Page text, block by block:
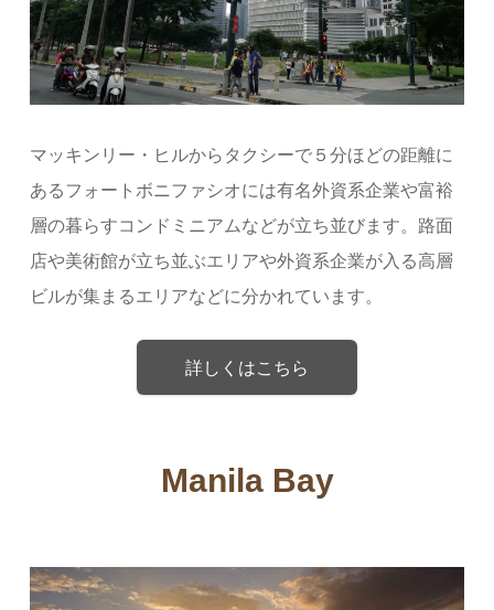
マッキンリー・ヒルからタクシーで５分ほどの距離に
あるフォートボニファシオには有名外資系企業や富裕
層の暮らすコンドミニアムなどが立ち並びます。路面
店や美術館が立ち並ぶエリアや外資系企業が入る高層
ビルが集まるエリアなどに分かれています。
詳しくはこちら
Manila Bay